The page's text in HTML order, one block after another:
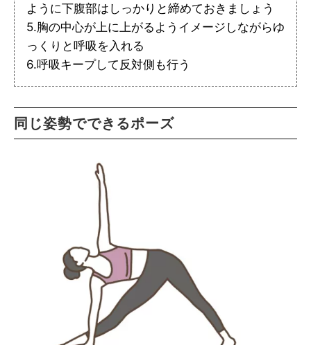
ように下腹部はしっかりと締めておきましょう
5.胸の中心が上に上がるようイメージしながらゆ
っくりと呼吸を入れる
6.呼吸キープして反対側も行う
同じ姿勢でできるポーズ